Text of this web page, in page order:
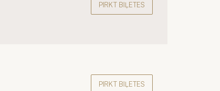
PIRKT BIĻETES
PIRKT BIĻETES